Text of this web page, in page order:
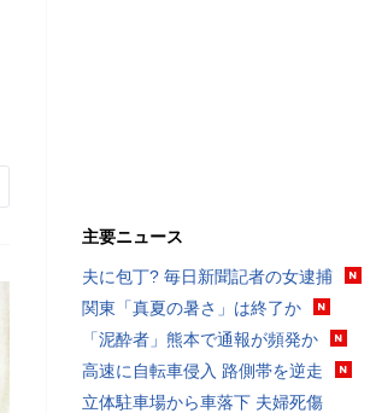
主要ニュース
夫に包丁? 毎日新聞記者の女逮捕
関東「真夏の暑さ」は終了か
「泥酔者」熊本で通報が頻発か
高速に自転車侵入 路側帯を逆走
立体駐車場から車落下 夫婦死傷